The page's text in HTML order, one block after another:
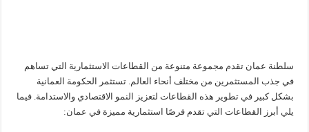
سلطنة عمان تقدم مجموعة متنوعة من القطاعات الاستثمارية التي تساهم
في جذب المستثمرين من مختلف أنحاء العالم. تستثمر الحكومة العمانية
بشكل كبير في تطوير هذه القطاعات لتعزيز النمو الاقتصادي والاستدامة. فيما
يلي أبرز القطاعات التي تقدم فرصًا استثمارية مميزة في عمان: